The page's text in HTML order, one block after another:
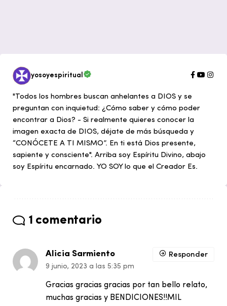
yosoyespiritual
"Todos los hombres buscan anhelantes a DIOS y se
preguntan con inquietud: ¿Cómo saber y cómo poder
encontrar a Dios? - Si realmente quieres conocer la
imagen exacta de DIOS, déjate de más búsqueda y
“CONÓCETE A TI MISMO”. En ti está Dios presente,
sapiente y consciente". Arriba soy Espíritu Divino, abajo
soy Espíritu encarnado. YO SOY lo que el Creador Es.
1 comentario
Alicia Sarmiento
9 junio, 2023 a las 5:35 pm
Gracias gracias gracias por tan bello relato,
muchas gracias y BENDICIONES!!MIL
Responder